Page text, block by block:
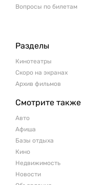
Вопросы по билетам
Разделы
Кинотеатры
Скоро на экранах
Архив фильмов
Смотрите также
Авто
Афиша
Базы отдыха
Кино
Недвижимость
Новости